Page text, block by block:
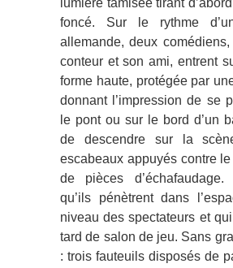
lumière tamisée tirant
foncé. Sur le rythme
allemande, deux
conteur et son ami, entrent
forme haute, protégée par
donnant l’impression de se
le pont ou sur le bord d’un
de descendre sur la
escabeaux appuyés contre
de pièces d’échafaudage.
qu’ils pénètrent dans
niveau des spectateurs et
tard de salon de jeu. Sans
: trois fauteuils disposés de